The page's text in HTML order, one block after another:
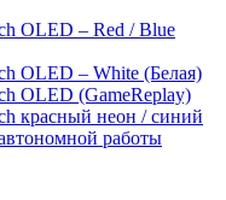
OLED – Red / Blue
OLED – White (Белая)
OLED (GameReplay)
красный неон / синий
работы